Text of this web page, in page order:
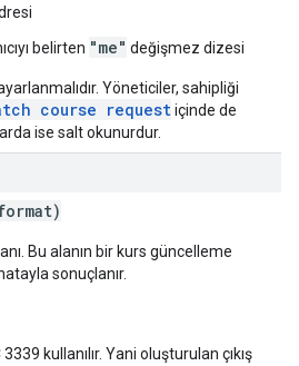
belirten "me" değişmez dizesi
Yöneticiler, sahipliği
course requestiçinde de
ise salt okunurdur.
Bu alanın bir kurs güncelleme
sonuçlanır.
kullanılır. Yani oluşturulan çıkış